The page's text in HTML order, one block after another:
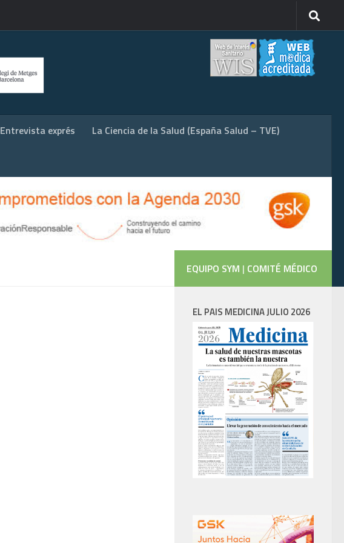
Entrevista exprés La Ciencia de la Salud (España Salud – TVE)
EQUIPO SYM | COMITÉ MÉDICO
EL PAIS MEDICINA JULIO 2026